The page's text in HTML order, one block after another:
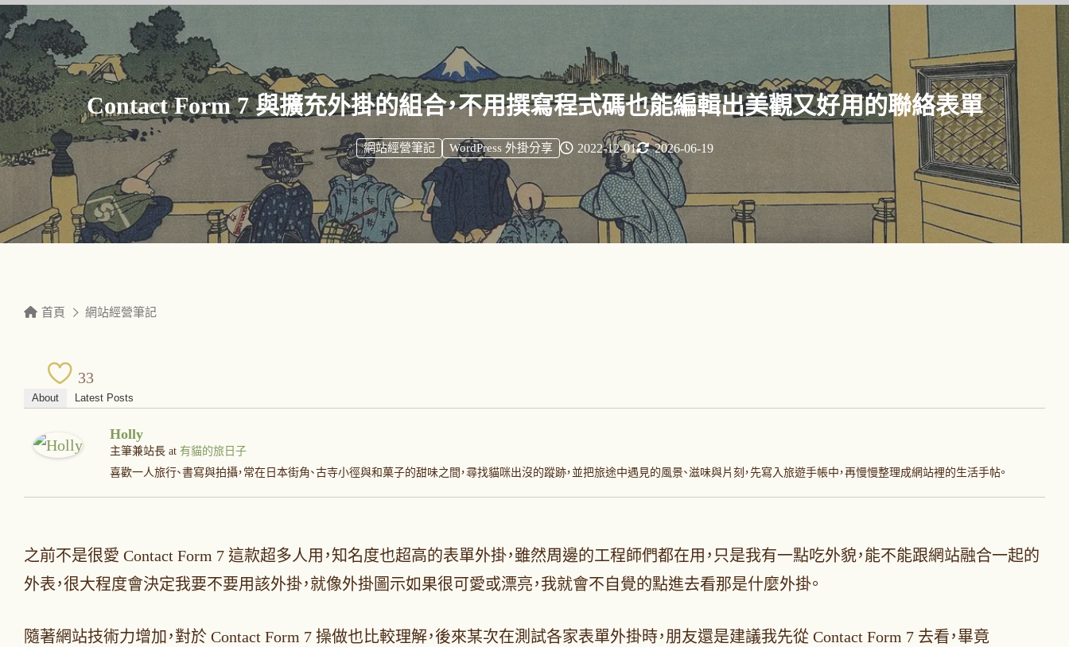
Contact Form 7 與擴充外掛的組合，不用撰寫程式碼也能編輯出美觀又好用的聯絡表單
2022-12-01 2026-06-19
網站經營筆記 WordPress 外掛分享
首頁 網站經營筆記
33
About Latest Posts
Holly
主筆兼站長 at 有貓的旅日子
喜歡一人旅行、書寫與拍攝，常在日本街角、古寺小徑與和菓子的甜味之間，尋找貓咪出沒的蹤跡，並把旅途中遇見的風景、滋味與片刻，先寫入旅遊手帳中，再慢慢整理成網站裡的生活手帖。
之前不是很愛 Contact Form 7 這款超多人用，知名度也超高的表單外掛，雖然周邊的工程師們都在用，只是我有一點吃外貌，能不能跟網站融合一起的
外表，很大程度會決定我要不要用該外掛，就像外掛圖示如果很可愛或漂亮，我就會不自覺的點進去看那是什麼外掛。
隨著網站技術力增加，對於 Contact Form 7 操做也比較理解，後來某次在測試各家表單外掛時，朋友還是建議我先從 Contact Form 7 去看，畢竟